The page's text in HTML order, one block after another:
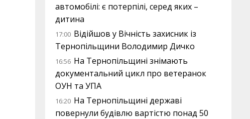
автомобілі: є потерпілі, серед яких –
дитина
17:00 Відійшов у Вічність захисник із
Тернопільщини Володимир Дичко
16:56 На Тернопільщині знімають
документальний цикл про ветеранок
ОУН та УПА
16:20 На Тернопільщині державі
повернули будівлю вартістю понад 50